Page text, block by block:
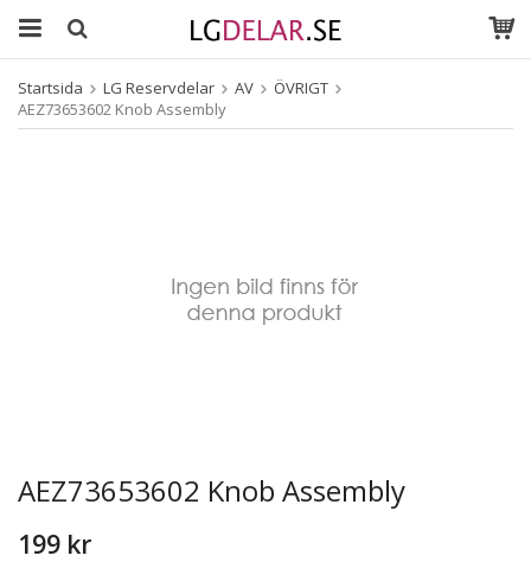
Startsida LG Reservdelar AV
ÖVRIGT
AEZ73653602 Knob Assembly
AEZ73653602 Knob Assembly
199 kr